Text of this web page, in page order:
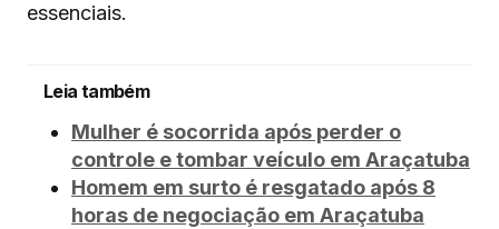
essenciais.
Leia também
Mulher é socorrida após perder o
controle e tombar veículo em Araçatuba
Homem em surto é resgatado após 8
horas de negociação em Araçatuba